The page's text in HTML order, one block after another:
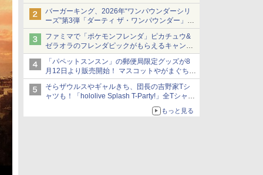
更新】
ニンテンドーeショップでは「大神 絶景版」が
67%オフで990円
バーガーキング、2026年“ワンパウンダーシリ
ーズ”第3弾「ダーティ ザ・ワンパウンダー」を
8月7日発売
「特製ガーリックマヨソース」を使用した超大
型チーズバーガー
ファミマで「ポケモンフレンダ」ピカチュウ&
ゼラオラのフレンダピックがもらえるキャンペ
ーン開催！
「パペットスンスン」の郵便局限定グッズが8
月12日より販売開始！ マスコットやがまぐち、
レターセットなどが登場
そらザウルスやギャルきち、団長の吉野家Tシ
ャツも！「hololive Splash T-Party!」全Tシャツ
ラインナップ公開＆オンライン販売開始
もっと見る